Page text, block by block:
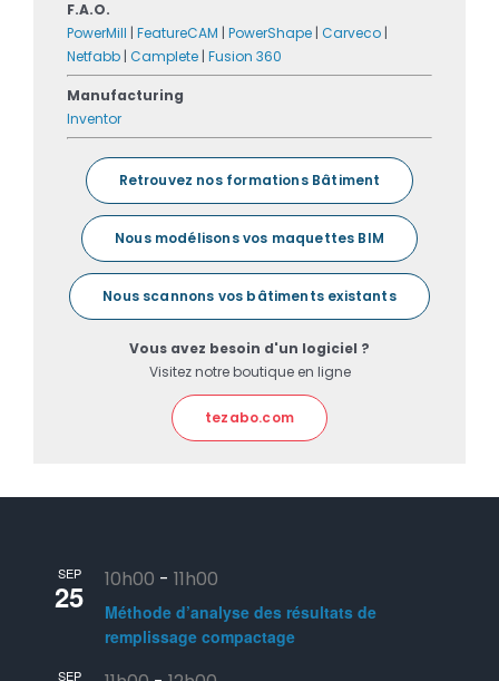
F.A.O.
PowerMill | FeatureCAM | PowerShape | Carveco |
Netfabb | Camplete | Fusion 360
Manufacturing
Inventor
Retrouvez nos formations Bâtiment
Nous modélisons vos maquettes BIM
Nous scannons vos bâtiments existants
Vous avez besoin d'un logiciel ?
Visitez notre boutique en ligne
tezabo.com
SEP
25 10h00 - 11h00
Méthode d’analyse des résultats de
remplissage compactage
SEP